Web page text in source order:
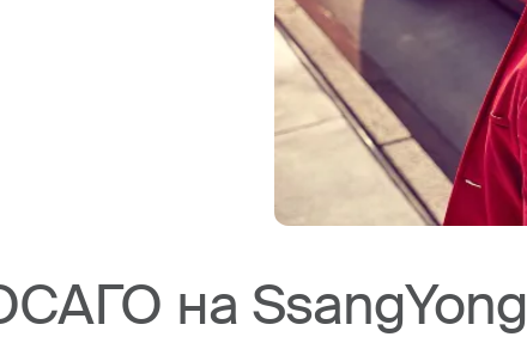
на SsangYong